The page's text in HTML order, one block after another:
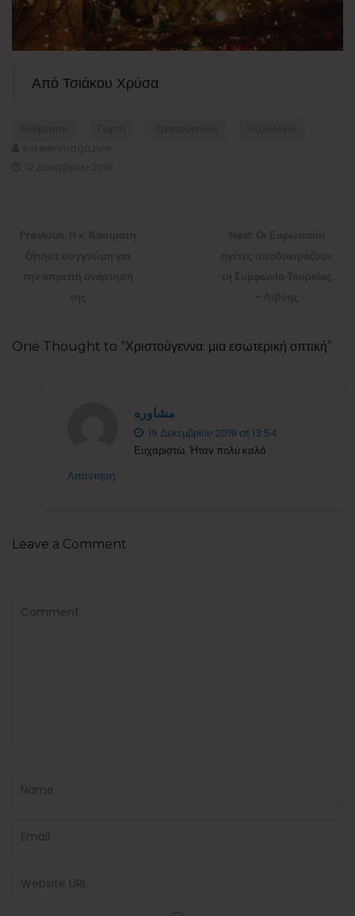
Από Τσιάκου Χρύσα
One Thought to “Χριστούγεννα: μια εσωτερική οπτική”
مشاوره
19 Δεκεμβρίου 2019 at 13:54
Ευχαριστώ. Ήταν πολύ καλό
Απάντηση
Leave a Comment